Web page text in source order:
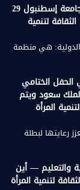
زيارة علمية إلى جامعة مرمرة وجامعة إسطنبول 29
لتنمية
هي منظمة
الختامي
سعود ويتم
المرأة
رعايتها لبطلة
والتعليم — أين
لتنمية المرأة